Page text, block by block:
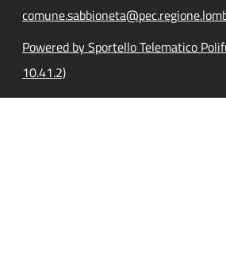
Powered by Sportello Telematico
10.41.2)